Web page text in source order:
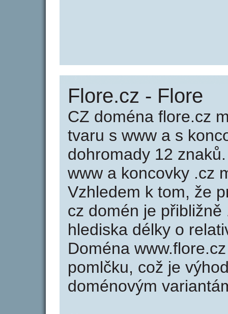
Flore.cz - Flore
CZ doména flore.cz
tvaru s www a s
dohromady 12
www a koncovky .cz
Vzhledem k tom, že
cz domén je
hlediska délky o
Doména
pomlčku, což je
doménovým